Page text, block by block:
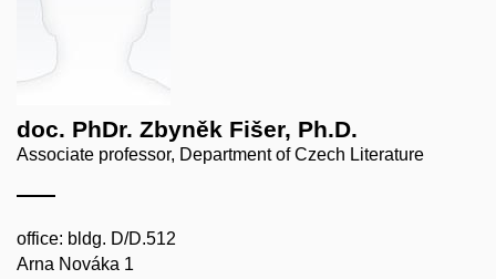
doc. PhDr. Zbyněk Fišer, Ph.D.
Associate professor, Department of Czech Literature
office: bldg. D/D.512
Arna Nováka 1